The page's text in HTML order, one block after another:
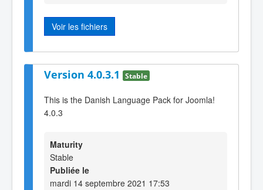
Voir les fichiers
Version 4.0.3.1 Stable
This is the Danish Language Pack for Joomla!
4.0.3
Maturity
Stable
Publiée le
mardi 14 septembre 2021 17:53